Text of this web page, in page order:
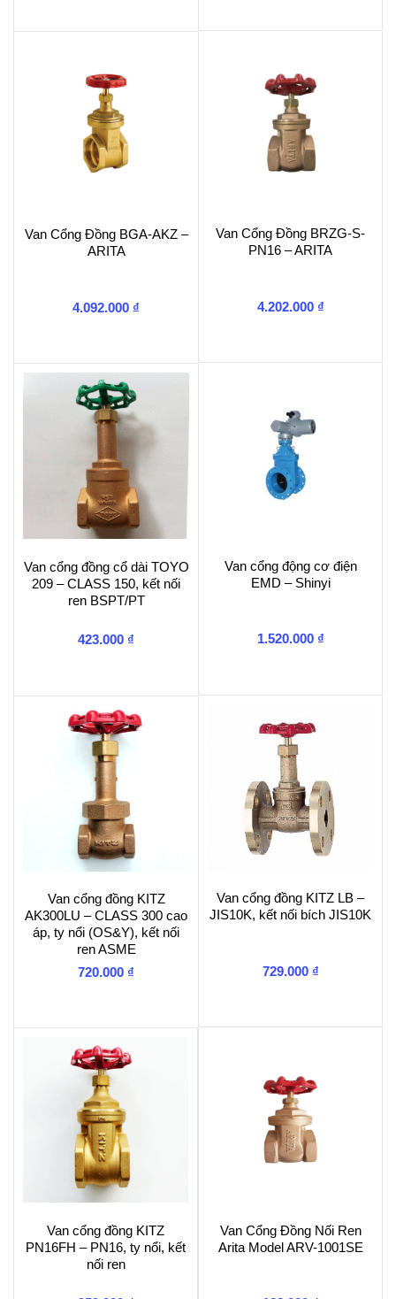
Van Cổng Đồng BGA-AKZ –
ARITA
4.092.000 ₫
Van Cổng Đồng BRZG-S-
PN16 – ARITA
4.202.000 ₫
Van cổng đồng cổ dài TOYO
209 – CLASS 150, kết nối
ren BSPT/PT
423.000 ₫
Van cổng động cơ điện
EMD – Shinyi
1.520.000 ₫
Van cổng đồng KITZ
AK300LU – CLASS 300 cao
áp, ty nổi (OS&Y), kết nối
ren ASME
720.000 ₫
Van cổng đồng KITZ LB –
JIS10K, kết nối bích JIS10K
729.000 ₫
Van cổng đồng KITZ
PN16FH – PN16, ty nổi, kết
nối ren
Van Cổng Đồng Nối Ren
Arita Model ARV-1001SE